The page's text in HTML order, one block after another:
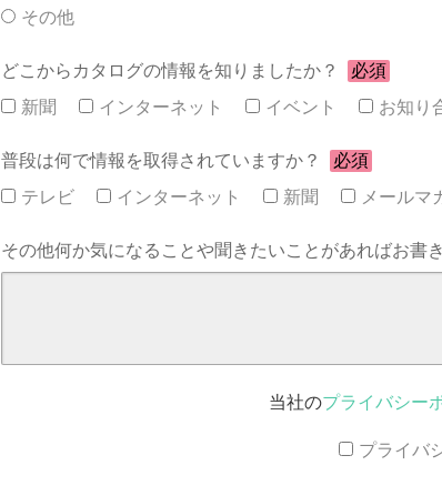
その他
どこからカタログの情報を知りましたか？
必須
新聞
インターネット イベント お知り
普段は何で情報を取得されていますか？
必須
テレビ
インターネット 新聞 メールマ
その他何か気になることや聞きたいことがあればお書
当社のプライバシー
プライバ